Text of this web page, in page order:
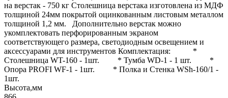
на верстак - 750 кг Столешница верстака изготовлена из МДФ
толщиной 24мм покрытой оцинкованным листовым металлом
толщиной 1,2 мм. Дополнительно верстак можно
укомплектовать перфорированным экраном
соответствующего размера, светодиодным освещением и
аксессуарами для инструментов Комплектация: *
Столешница WT-160 - 1шт. * Тумба WD-1 - 1 шт. *
Опора PROFI WF-1 - 1шт. * Полка и Стенка WSh-160/1 -
1шт.
Высота,мм